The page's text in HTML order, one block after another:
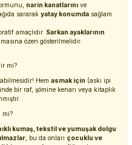
narin kanatlarını ve
sararak yatay konumda sağlam
amaçlıdır. Sarkan ayaklarının
özen gösterilmelidir.
mi?
Hem asmak için (askı ipi
bir raf, şömine kenarı veya kitaplık
mi?
kumaş, tekstil ve yumuşak dolgu
, bu da onları çocuklu ve